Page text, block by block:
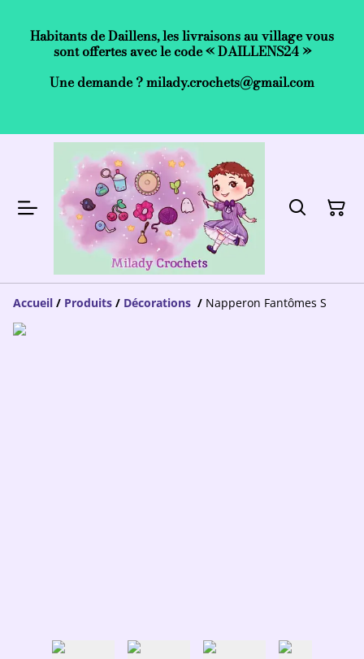
Habitants de Daillens, les livraisons au village vous
sont offertes avec le code « DAILLENS24 »
Une demande ? milady.crochets@gmail.com
Accueil / Produits / Décorations / Napperon Fantômes S